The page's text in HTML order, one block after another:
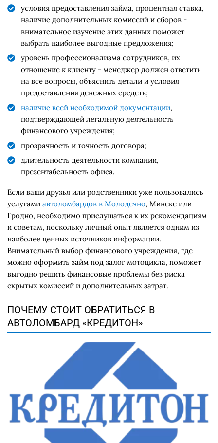
условия предоставления займа, процентная ставка,
наличие дополнительных комиссий и сборов -
внимательное изучение этих данных поможет
выбрать наиболее выгодные предложения;
уровень профессионализма сотрудников, их
отношение к клиенту - менеджер должен ответить
на все вопросы, объяснить детали и условия
предоставления денежных средств;
наличие всей необходимой документации,
подтверждающей легальную деятельность
финансового учреждения;
прозрачность и точность договора;
длительность деятельности компании,
презентабельность офиса.
Если ваши друзья или родственники уже пользовались
услугами автоломбардов в Молодечно, Минске или
Гродно, необходимо прислушаться к их рекомендациям
и советам, поскольку личный опыт является одним из
наиболее ценных источников информации.
Внимательный выбор финансового учреждения, где
можно оформить займ под залог мотоцикла, поможет
выгодно решить финансовые проблемы без риска
скрытых комиссий и дополнительных затрат.
ПОЧЕМУ СТОИТ ОБРАТИТЬСЯ В
АВТОЛОМБАРД «КРЕДИТОН»